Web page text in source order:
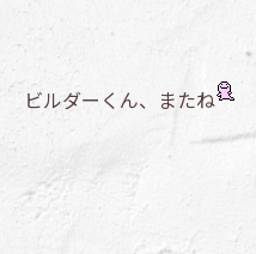
ビルダーくん、またね